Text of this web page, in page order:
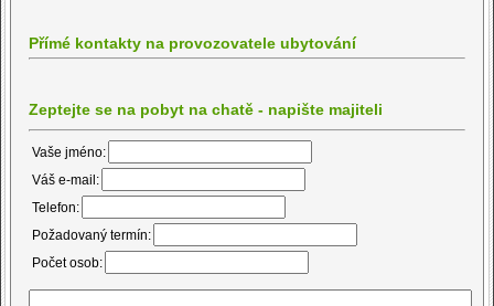
Přímé kontakty na provozovatele ubytování
Zeptejte se na pobyt na chatě - napište majiteli
Vaše jméno:
Váš e-mail:
Telefon:
Požadovaný termín:
Počet osob: